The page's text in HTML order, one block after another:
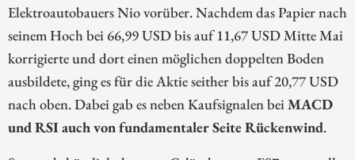
Elektroautobauers Nio vorüber. Nachdem das Papier nach
seinem Hoch bei 66,99 USD bis auf 11,67 USD Mitte Mai
korrigierte und dort einen möglichen doppelten Boden
ausbildete, ging es für die Aktie seither bis auf 20,77 USD
nach oben. Dabei gab es neben Kaufsignalen beiMACD
und RSI auch von fundamentaler Seite Rückenwind.